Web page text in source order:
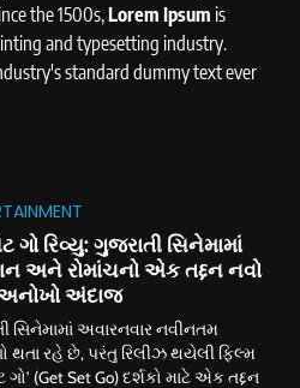
the 1500s,Lorem Ipsum is
and typesetting industry.
standard dummy text ever
ગો રિવ્યુ: ગુજરાતી સિનેમામાં
અને રોમાંચનો એક તદ્દન નવો
અંદાજ
સિનેમામાં અવારનવાર નવીનતમ
થતા રહે છે, પરંતુ રિલીઝ થયેલી ફિલ્મ
ગો’ (Get Set Go) દર્શકો માટે એક તદ્દન